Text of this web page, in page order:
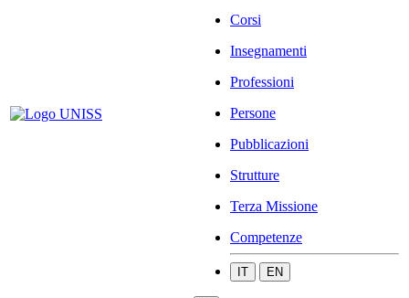
Corsi
Insegnamenti
Professioni
Persone
Pubblicazioni
Strutture
Terza Missione
Competenze
IT EN